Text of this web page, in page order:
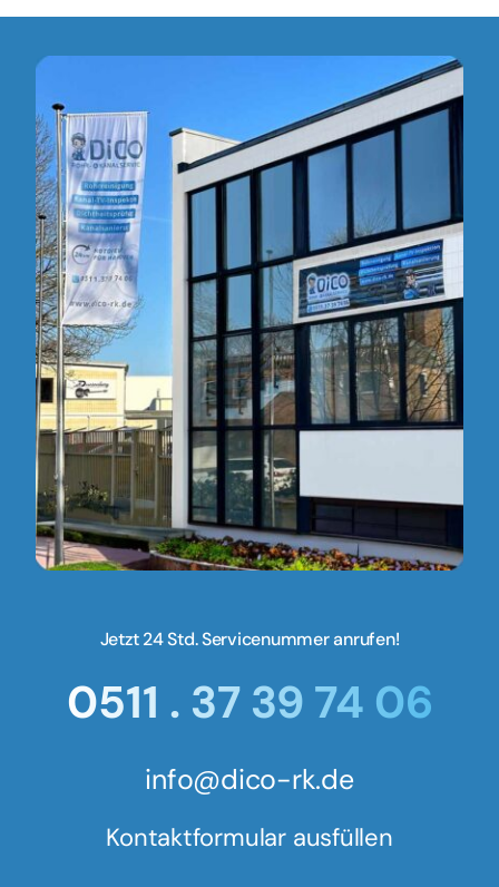
Jetzt 24 Std. Servicenummer anrufen!
0511 . 37 39 74 06
info@dico-rk.de
Kontaktformular ausfüllen